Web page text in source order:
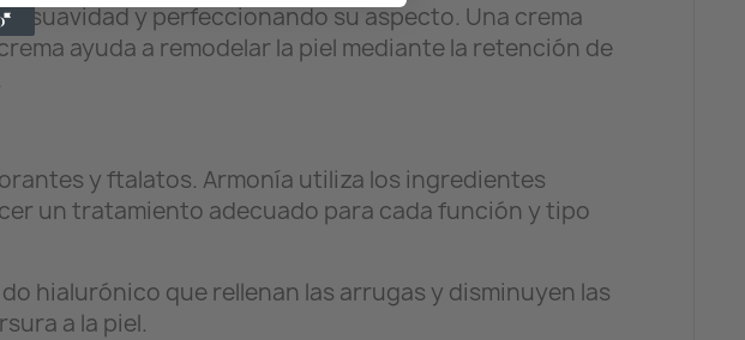
suavidad y perfeccionando su aspecto. Una crema
ayuda a remodelar la piel mediante la retención de
y ftalatos. Armonía utiliza los ingredientes
un tratamiento adecuado para cada función y tipo
hialurónico que rellenan las arrugas y disminuyen las
a la piel.